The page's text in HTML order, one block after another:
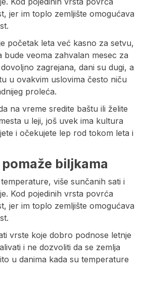
jer im toplo zemljište omogućava
početak leta već kasno za setvu,
veoma zahvalan mesec za
zagrejana, dani su dugi, a
u ovakvim uslovima često niču
proleća.
na vreme sredite baštu ili želite
u leji, još uvek ima kultura
i očekujete lep rod tokom leta i
biljkama
više sunčanih sati i
Kod pojedinih vrsta povrća
jer im toplo zemljište omogućava
vrste koje dobro podnose letnje
i ne dozvoliti da se zemlja
u danima kada su temperature